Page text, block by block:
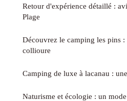
Retour d'expérience détaillé :
Plage
Découvrez le camping les pins :
collioure
Camping de luxe à lacanau :
Naturisme et écologie : un